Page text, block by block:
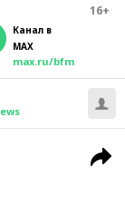
16+
Канал в
MAX
max.ru/bfm